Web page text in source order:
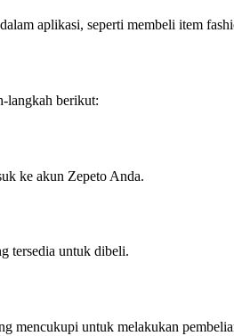
aplikasi, seperti membeli item
langkah berikut:
ke akun Zepeto Anda.
tersedia untuk dibeli.
mencukupi untuk melakukan